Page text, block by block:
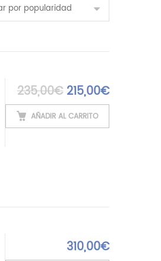
por popularidad
popularidad
235,00€ El precio
215,00€El
AÑADIR AL CARRITO
310,00€